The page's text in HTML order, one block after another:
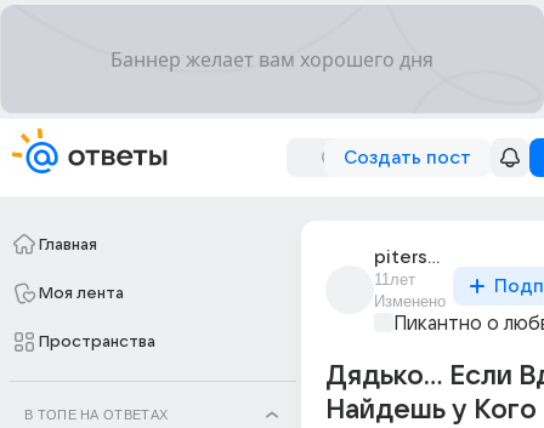
Создать пост
Главная
Моя лента
Пространства
В ТОПЕ НА ОТВЕТАХ
piterskaia_sonatka
11лет
Изменено
Пикантно о
Дядько... Если
Найдешь у Кого